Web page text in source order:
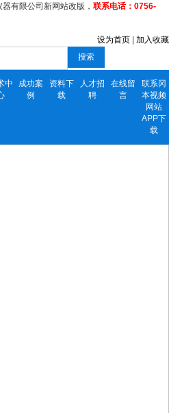
限公司新网站改版， 联系电话：0756-
设为首页
加入收藏
搜索
中
成功案
例
资料下
载
人才招
聘
在线留
言
联系冈
本视频
网站
APP下
载